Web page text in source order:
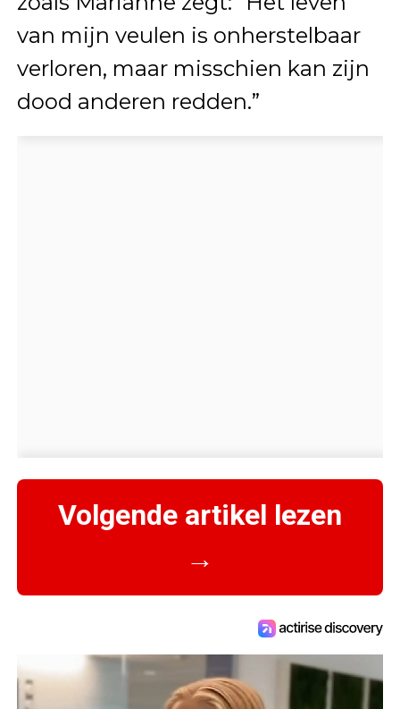
van mijn veulen is onherstelbaar
verloren, maar misschien kan zijn
dood anderen redden.”
Volgende artikel lezen
→